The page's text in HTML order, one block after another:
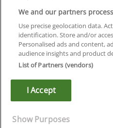
Aviso
Política de
Política
Canal
Infoempleo
We and our partners
Use precise geolocation data.
identification. Store and/or
Personalised ads and content,
audience insights and product
List of Partners (vendors)
I Accept
Show Purposes